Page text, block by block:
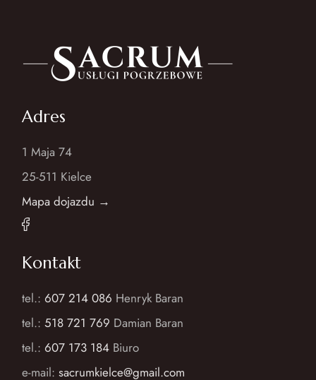
Adres
1 Maja 74
25-511 Kielce
Mapa dojazdu →
Kontakt
tel.: 607 214 086 Henryk Baran
tel.:518 721 769 Damian Baran
tel.: 607 173 184 Biuro
e-mail:sacrumkielce@gmail.com